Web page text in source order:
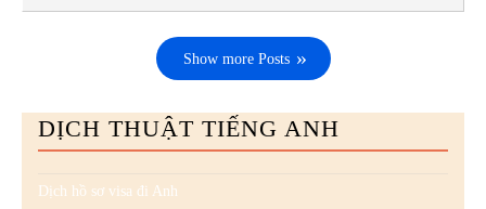
Show more Posts
DỊCH THUẬT TIẾNG ANH
Dịch hồ sơ visa đi Anh